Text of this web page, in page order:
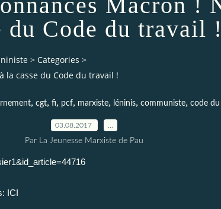
du Code du travail !
> Categories >
la casse du Code du travail !
, cgt, fi, pcf, marxiste, léninis, communiste, code du
03.08.2017
Par La Jeunesse Marxiste de Pau
ICI